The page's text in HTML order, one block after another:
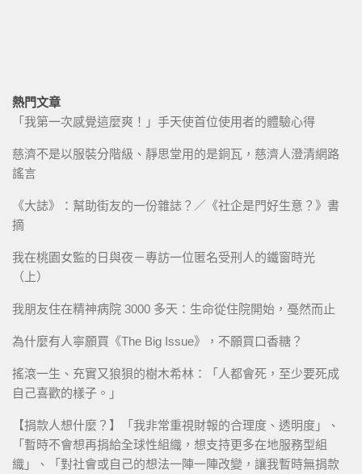
熱門文章
「我第一次感覺這麼爽！」手天使首位使用者的體驗心得
慈濟不是以服裝分階級、靜思堂用的是銅瓦，慈濟人澄清網路
謠言
《大誌》：幫助街友的一份雜誌？／《社企是門好生意？》書
摘
我在桃園女監的日與夜－專訪一位匿名受刑人的鐵窗時光
（上）
我朋友住在精神病院 3000 多天：生命從住院開始，戞然而止
為什麼有人寧願買《The Big Issue》，不願買口香糖？
搖滾一生、充實又狼狽的樹木希林：「人都會死，至少要死成
自己喜歡的樣子。」
【捐款人想什麼？】「我非常重視財報的合理度、透明度」、
「暫時不會想再捐給全球性組織，想支持更多在地服務型組
織」、「對社會或自己的想法一陣一陣改變，讓我暫時無捐款